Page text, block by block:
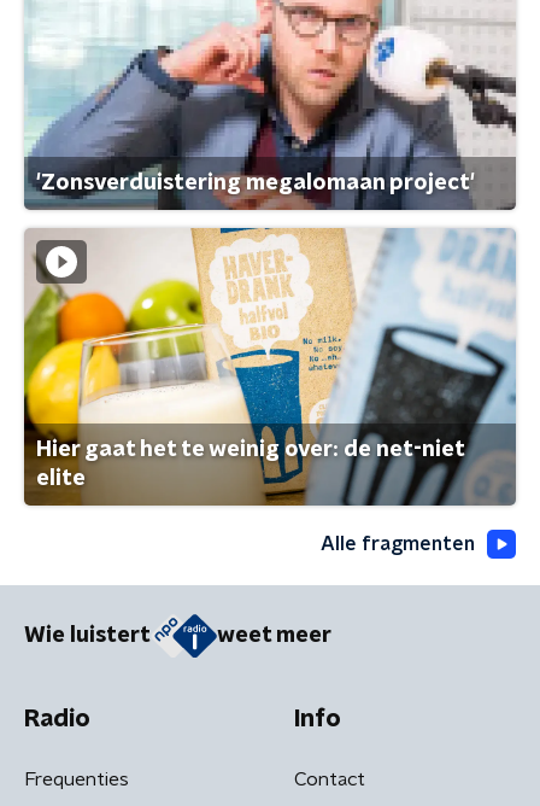
'Zonsverduistering megalomaan project'
Hier gaat het te weinig over: de net-niet
elite
Alle fragmenten
Wie luistert weet meer
Radio
Frequenties
Info
Contact